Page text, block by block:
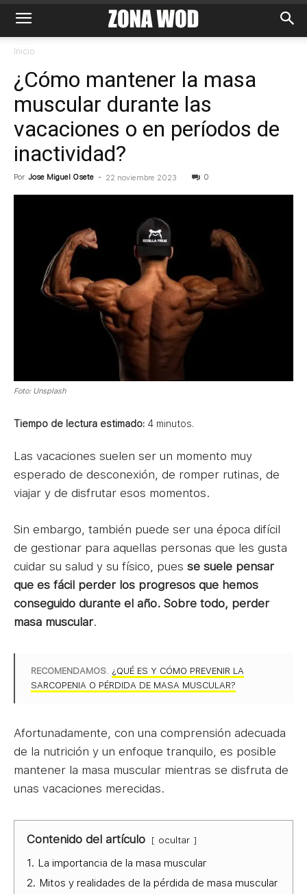
Inicio
¿Cómo mantener la masa
muscular durante las
vacaciones o en períodos de
inactividad?
Por Jose Miguel Osete - 22 noviembre 2023 0
Foto: Unsplash
Tiempo de lectura estimado: 4 minutos.
Las vacaciones suelen ser un momento muy
esperado de desconexión, de romper rutinas, de
viajar y de disfrutar esos momentos.
Sin embargo, también puede ser una época difícil
de gestionar para aquellas personas que les gusta
cuidar su salud y su físico, pues se suele pensar
que es fácil perder los progresos que hemos
conseguido durante el año. Sobre todo, perder
masa muscular.
RECOMENDAMOS ¿QUÉ ES Y CÓMO PREVENIR LA
SARCOPENIA O PÉRDIDA DE MASA MUSCULAR?
Afortunadamente, con una comprensión adecuada
de la nutrición y un enfoque tranquilo, es posible
mantener la masa muscular mientras se disfruta de
unas vacaciones merecidas.
Contenido del artículo ocultar
1. La importancia de la masa muscular
2. Mitos y realidades de la pérdida de masa muscular